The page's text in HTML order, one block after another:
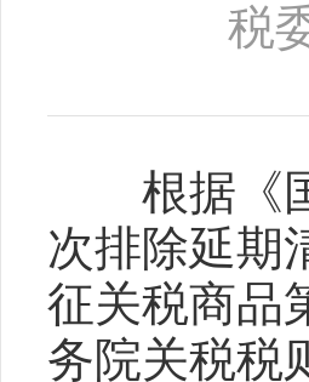
税
根据《国
次排除延期
征关税商品
务院关税税